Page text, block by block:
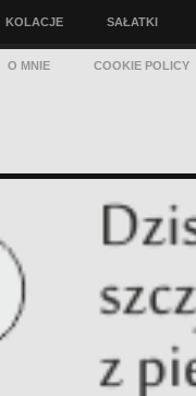
KOLACJE SAŁATKI
O MNIE COOKIE POLICY